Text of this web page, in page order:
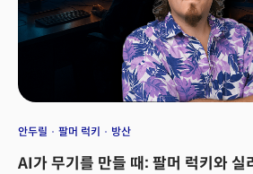
안두릴 팔머 럭키 방산
AI가 무기를 만들 때: 팔머 럭키와 실